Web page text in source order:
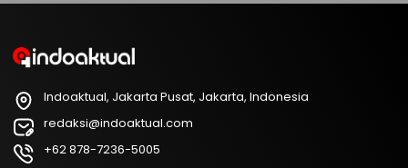
Indoaktual, Jakarta Pusat, Jakarta, Indonesia
redaksi@indoaktual.com
+62 878-7236-5005